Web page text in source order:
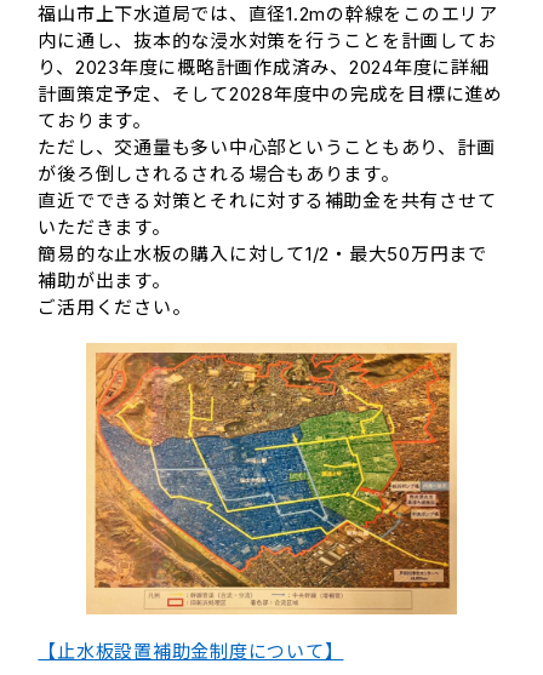
福山市上下水道局では、直径1.2mの幹線をこのエリア
内に通し、抜本的な浸水対策を行うことを計画してお
り、2023年度に概略計画作成済み、2024年度に詳細
計画策定予定、そして2028年度中の完成を目標に進め
ております。
ただし、交通量も多い中心部ということもあり、計画
が後ろ倒しされるされる場合もあります。
直近でできる対策とそれに対する補助金を共有させて
いただきます。
簡易的な止水板の購入に対して1/2・最大50万円まで
補助が出ます。
ご活用ください。
【止水板設置補助金制度について】